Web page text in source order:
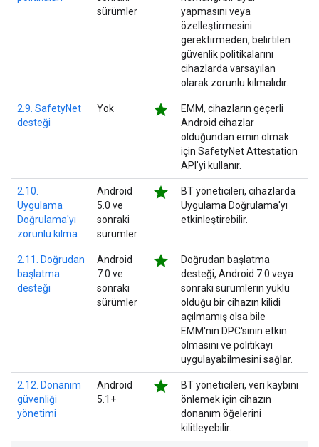
sürümler
yapmasını veya
özelleştirmesini
gerektirmeden, belirtilen
güvenlik politikalarını
cihazlarda varsayılan
olarak zorunlu kılmalıdır.
2.9. SafetyNet
desteği
Yok star
EMM, cihazların geçerli
Android cihazlar
olduğundan emin olmak
için SafetyNet Attestation
API'yi kullanır.
2.10.
Uygulama
Doğrulama'yı
zorunlu kılma
Android
5.0 ve
sonraki
sürümler
star
BT yöneticileri, cihazlarda
Uygulama Doğrulama'yı
etkinleştirebilir.
2.11. Doğrudan
başlatma
desteği
Android
7.0 ve
sonraki
sürümler
star
Doğrudan başlatma
desteği, Android 7.0 veya
sonraki sürümlerin yüklü
olduğu bir cihazın kilidi
açılmamış olsa bile
EMM'nin DPC'sinin etkin
olmasını ve politikayı
uygulayabilmesini sağlar.
2.12. Donanım
güvenliği
yönetimi
Android
5.1+
star
BT yöneticileri, veri kaybını
önlemek için cihazın
donanım öğelerini
kilitleyebilir.